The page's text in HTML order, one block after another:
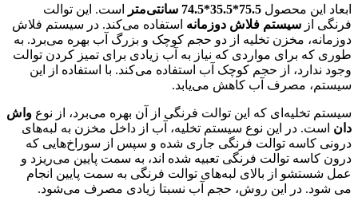
ابعاد این محصول 75.5*35.5*74.5 سانتی‌متر
است. این توالت
فرنگی از سیستم فلاش دوزمانه استفاده می‌کند. در سیستم فلاش
دوزمانه، مخزن تخلیه از دو حجم کوچک و بزرگ آب بهره می‌برد. به
طوری که برای مواردی که نیاز به آب زیادی برای تمیز کردن توالت
وجود ندارد، از حجم کوچک آب استفاده می‌کند. با استفاده از این
سیستم، مصرف آب کاهش می‌یابد.
سیستم تخلیه‌ای که این توالت فرنگی از آن بهره می‌برد، از نوع واش
دان است. در این نوع سیستم تخلیه، آب از داخل مخزن به لبه‌های
درونی کاسه توالت فرنگی جاری شده و سپس از سوراخ‌هایی که
درون کاسه توالت فرنگی تعبیه شده اند، به سمت پایین می‌ریزد و
عمل شستشو از بالای لبه‌های توالت فرنگی به سمت پایین انجام
می شود. در این روش، حجم آب نسبتا زیادی مصرف می‌شود.